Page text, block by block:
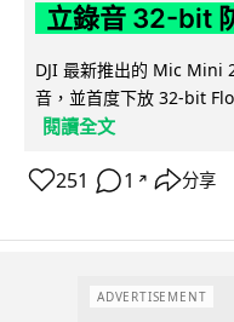
立錄音 32-bit
DJI 最新推出的 Mic Mini
音，並首度下放 32-bit
閱讀全文
251 1 ↗ 分享
ADVERTISEMENT